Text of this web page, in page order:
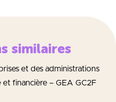
similaires
et des administrations
financière – GEA GC2F